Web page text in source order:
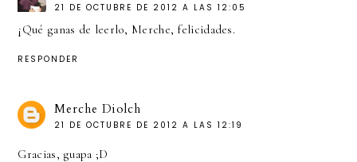
21 DE OCTUBRE DE 2012 A LAS 12:05
¡Qué ganas de leerlo, Merche, felicidades.
RESPONDER
Merche Diolch
21 DE OCTUBRE DE 2012 A LAS 12:19
Gracias, guapa ;D